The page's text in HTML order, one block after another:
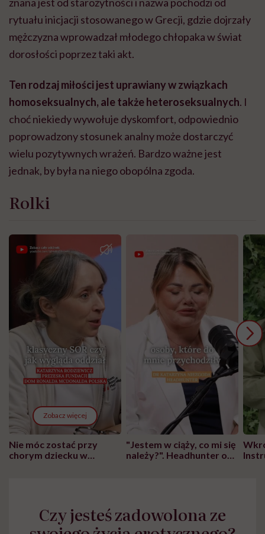
rytuału inicjacji stosowanego w Grecji, gdzie dojrzały
mężczyzna wprowadzał młodego chłopaka w świat
dorosłości poprzez taki akt.
Ten rodzaj miłości jest uprawiany w związkach
homoseksualnych, ale także heteroseksualnych. I
choć niekiedy wywołuje dyskomfort, odpowiednio
poprowadzony stosunek analny może dostarczyć
wielu pozytywnych wrażeń. Bardzo ważne jest
jednak, by była na niego obopólna zgoda.
Rolki
Zobacz więcej
Nie móc zostać przy
chorym dziecku w
wyobraźni"
"Jestem w ciąży, co mi się
należy?". Headhunter o
Czy jesteś zadowolona ze